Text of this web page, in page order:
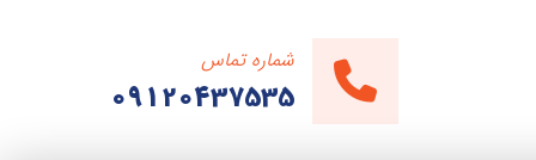
شماره تماس
09120437535